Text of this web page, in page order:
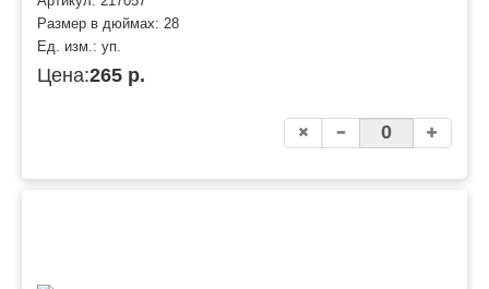
Размер в дюймах: 28
Ед. изм.: уп.
Цена:265 р.